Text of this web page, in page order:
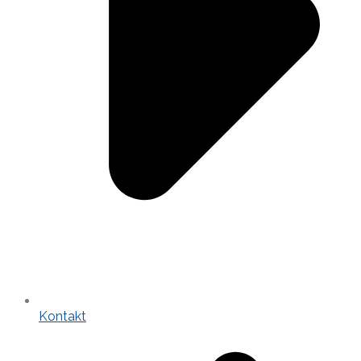
Kontakt